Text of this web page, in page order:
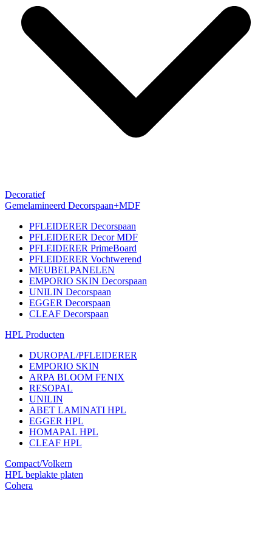
Decoratief
Gemelamineerd Decorspaan+MDF
PFLEIDERER Decorspaan
PFLEIDERER Decor MDF
PFLEIDERER PrimeBoard
PFLEIDERER Vochtwerend
MEUBELPANELEN
EMPORIO SKIN Decorspaan
UNILIN Decorspaan
EGGER Decorspaan
CLEAF Decorspaan
HPL Producten
DUROPAL/PFLEIDERER
EMPORIO SKIN
ARPA BLOOM FENIX
RESOPAL
UNILIN
ABET LAMINATI HPL
EGGER HPL
HOMAPAL HPL
CLEAF HPL
Compact/Volkern
HPL beplakte platen
Cohera